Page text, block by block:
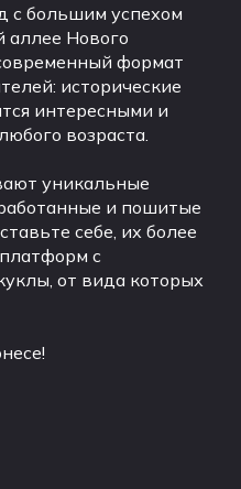
с большим успехом
аллее Нового
формат
исторические
интересными и
возраста.
уникальные
и пошитые
себе, их более
с
от вида которых